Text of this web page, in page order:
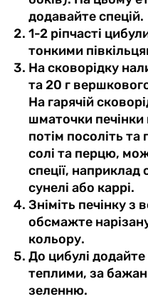
додавайте спецій.
1-2 ріпчасті
тонкими
На сковорідку
та 20 г
На гарячій
шматочки
потім посоліть та
солі та перцю,
спеції,
сунелі або каррі.
Зніміть печінку з
обсмажте
кольору.
До цибулі
теплими, за
зеленню.